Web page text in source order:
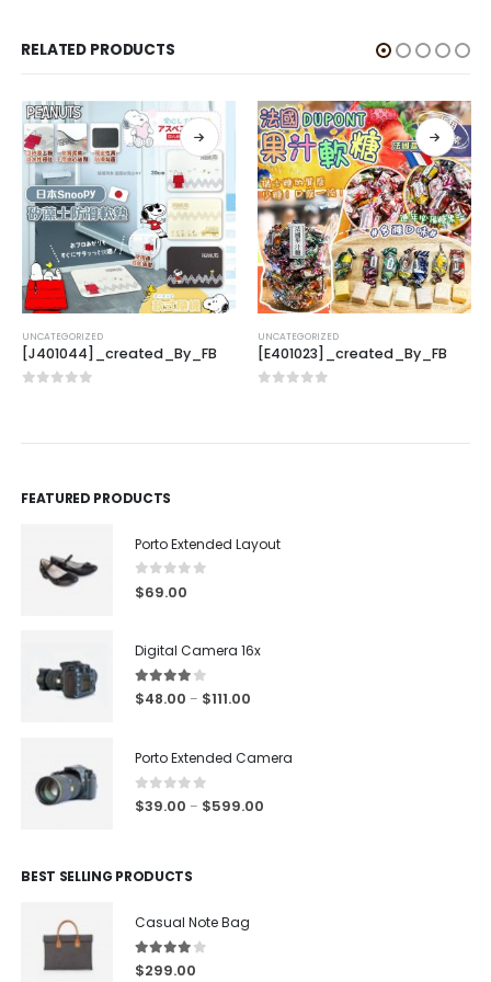
RELATED PRODUCTS
UNCATEGORIZED
[J401044]_created_By_FB
UNCATEGORIZED
[E401023]_created_By_FB
FEATURED PRODUCTS
Porto Extended Layout
0 out of 5
$69.00
Digital Camera 16x
4.00out of 5
$48.00 – $111.00
Porto Extended Camera
0out of 5
$39.00 – $599.00
BEST SELLING PRODUCTS
Casual Note Bag
4.00out of 5
$299.00